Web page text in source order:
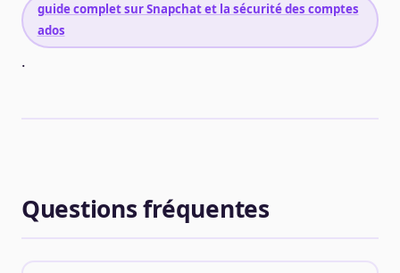
guide complet sur Snapchat et la sécurité des comptes
ados
.
Questions fréquentes